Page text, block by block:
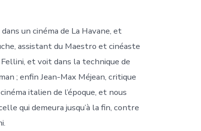
un cinéma de La Havane, et
assistant du Maestro et cinéaste
et voit dans la technique de
; enfin Jean-Max Méjean, critique
italien de l’époque, et nous
qui demeura jusqu’à la fin, contre